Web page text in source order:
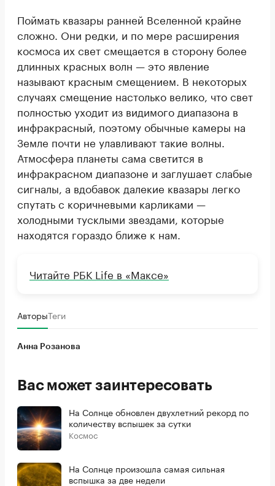
Поймать квазары ранней Вселенной крайне
сложно. Они редки, и по мере расширения
космоса их свет смещается в сторону более
длинных красных волн — это явление
называют красным смещением. В некоторых
случаях смещение настолько велико, что свет
полностью уходит из видимого диапазона в
инфракрасный, поэтому обычные камеры на
Земле почти не улавливают такие волны.
Атмосфера планеты сама светится в
инфракрасном диапазоне и заглушает слабые
сигналы, а вдобавок далекие квазары легко
спутать с коричневыми карликами —
холодными тусклыми звездами, которые
находятся гораздо ближе к нам.
Читайте РБК Life в «Максе»
АвторыТеги
Анна Розанова
Вас может заинтересовать
На Солнце обновлен двухлетний рекорд по
количеству вспышек за сутки
Космос
На Солнце произошла самая сильная
вспышка за две недели